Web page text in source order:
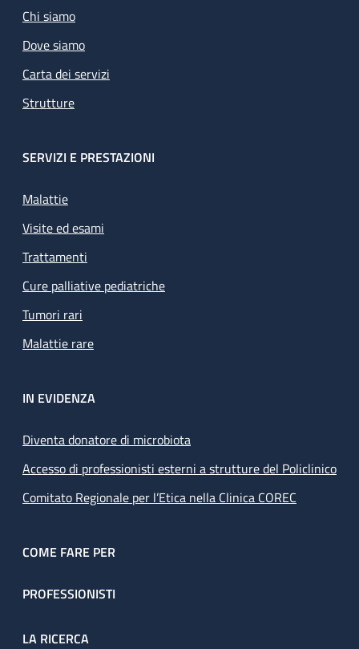
Chi siamo
Dove siamo
Carta dei servizi
Strutture
SERVIZI E PRESTAZIONI
Malattie
Visite ed esami
Trattamenti
Cure palliative pediatriche
Tumori rari
Malattie rare
IN EVIDENZA
Diventa donatore di microbiota
Accesso di professionisti esterni a strutture del Policlinico
Comitato Regionale per l’Etica nella Clinica COREC
COME FARE PER
PROFESSIONISTI
LA RICERCA